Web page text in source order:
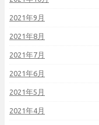
2021年9月
2021年8月
2021年7月
2021年6月
2021年5月
2021年4月